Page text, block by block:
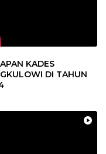
KADES
DI TAHUN